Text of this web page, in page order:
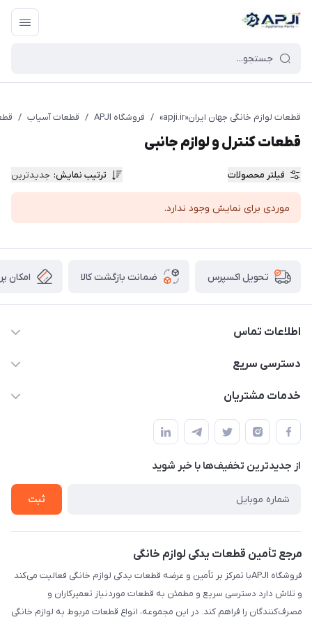
قطعات یدکی و جانبی لوازم خانگی جهان ایران
قطعات لوازم خانگی جهان ایران«apji.ir» / فروشگاه APJI / قطعات آسیاب /
قطعات کنترل و لوازم جانبی
فیلتر محصولات ترتیب نمایش: جدیدترین
موردی برای نمایش وجود ندارد.
تحویل اکسپرس ضمانت بازگشت کالا امکان
اطلاعات تماس
09106753413
دسترسی سریع
حساب کاربری
لیست محصولات
درباره ما
خدمات مشتریان
قوانین و مقررات
حریم خصوصی
راهنما
از جدید‌ترین تخفیف‌ها با‌ خبر شوید
ثبت
مرجع تأمین قطعات یدکی لوازم خانگی
فروشگاه APJIبا تمرکز بر تأمین و عرضه قطعات یدکی لوازم خانگی فعالیت می‌کند
و تلاش دارد دسترسی سریع و مطمئن به قطعات موردنیاز تعمیرکاران و
مصرف‌کنندگان را فراهم کند. در این مجموعه، انواع قطعات مربوط به لوازم خانگی